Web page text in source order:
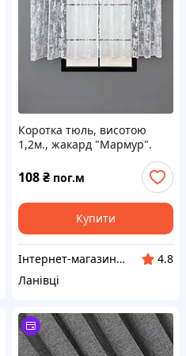
Коротка тюль, висотою
1,2м., жакард "Мармур".
108₴ пог.м
Купити
Інтернет-магазин "VR-Textil"
4.8
Ланівці